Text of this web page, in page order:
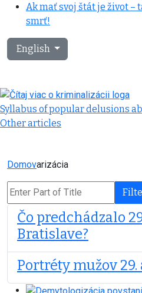
Ak mať svoj štát je život –
smrť!
Select your language
English
Syllabus of popular delusions
Other articles
Domovarizácia
Enter Part of Title
Čo predchádzalo
Bratislave?
Portréty mužov 29.